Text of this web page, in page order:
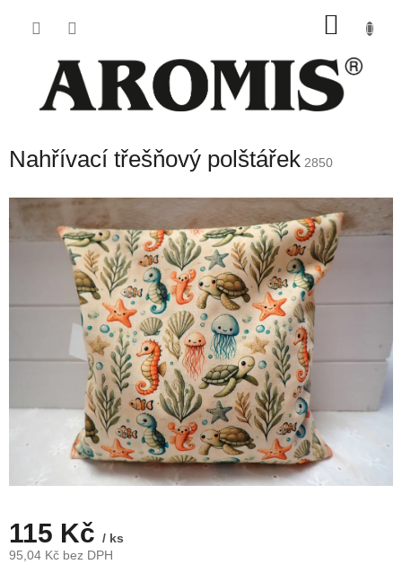
Nahřívací třešňový polštářek 2850
115 Kč / ks
95,04 Kč bez DPH